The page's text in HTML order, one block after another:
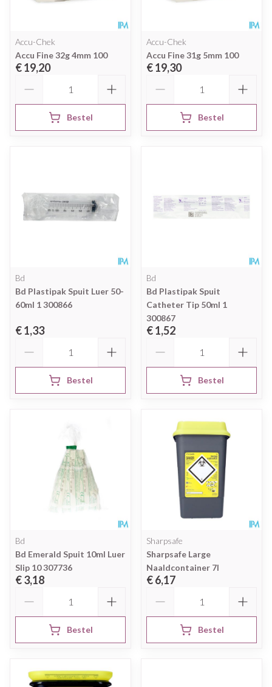
Accu-Chek
Accu Fine 32g 4mm 100
€ 19,20
Bestel
Accu-Chek
Accu Fine 31g 5mm 100
€ 19,30
Bestel
Bd
Bd Plastipak Spuit Luer 50-
60ml 1 300866
€ 1,33
Bestel
Bd
Bd Plastipak Spuit
Catheter Tip 50ml 1
300867
€ 1,52
Bestel
Bd
Bd Emerald Spuit 10ml Luer
Slip 10 307736
€ 3,18
Bestel
Sharpsafe
Sharpsafe Large
Naaldcontainer 7l
€ 6,17
Bestel